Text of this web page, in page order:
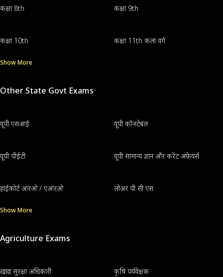
कक्षा 8th कक्षा 9th
कक्षा 10th कक्षा 11th कला वर्ग
Show More
Other State Govt Exams
यूपी एसआई यूपी कॉन्स्टेबल
यूपी पीईटी यूपी सामान्य ज्ञान और करेंट अफेयर्स
हाईकोर्ट आरओ / एआरओ लोअर पी सी एस
Show More
Agriculture Exams
खाद्य सुरक्षा अधिकारी कृषि पर्यवेक्षक